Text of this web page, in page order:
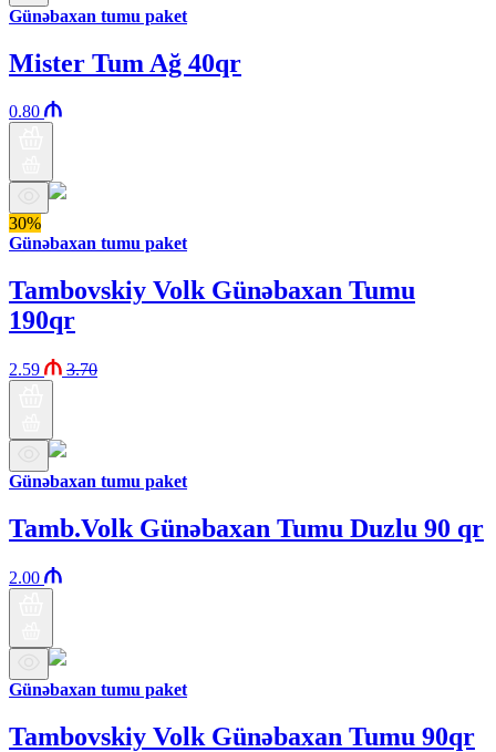
Günəbaxan tumu paket
Mister Tum Ağ 40qr
0.80
30%
Günəbaxan tumu paket
Tambovskiy Volk Günəbaxan Tumu
190qr
2.59 3.70
Günəbaxan tumu paket
Tamb.Volk Günəbaxan Tumu Duzlu 90 qr
2.00
Günəbaxan tumu paket
Tambovskiy Volk Günəbaxan Tumu 90qr